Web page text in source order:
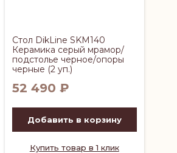
Стол DikLine SKM140
Керамика серый мрамор/
подстолье черное/опоры
черные (2 уп.)
52 490 ₽
Добавить в корзину
Купить товар в 1 клик